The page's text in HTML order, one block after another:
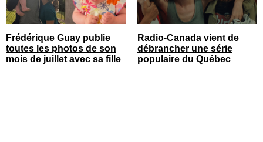
Frédérique Guay publie
toutes les photos de son
mois de juillet avec sa fille
Radio-Canada vient de
débrancher une série
populaire du Québec